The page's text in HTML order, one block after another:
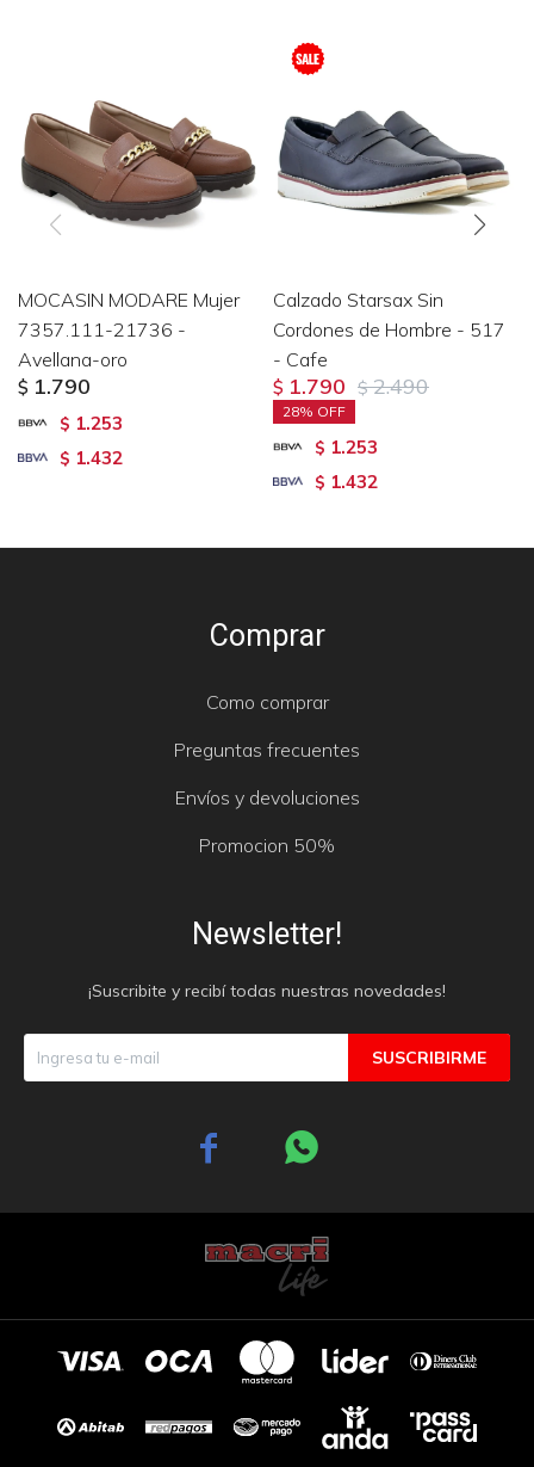
MOCASIN MODARE Mujer
7357.111-21736 -
Avellana-oro
$ 1.790
$ 1.253
$ 1.432
Calzado Starsax Sin
Cordones de Hombre - 517
- Cafe
$ 1.790 $ 2.490
28
$ 1.253
$ 1.432
Comprar
Como comprar
Preguntas frecuentes
Envíos y devoluciones
Promocion 50%
Newsletter!
¡Suscribite y recibí todas nuestras novedades!
SUSCRIBIRME
 